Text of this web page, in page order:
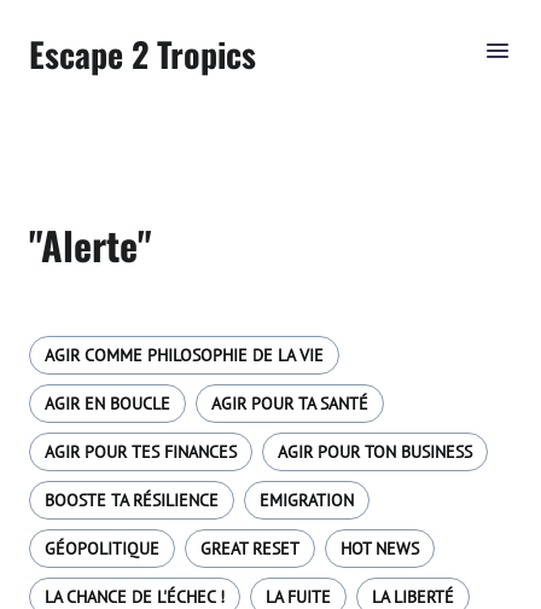
Escape 2 Tropics
"Alerte"
AGIR COMME PHILOSOPHIE DE LA VIE
AGIR EN BOUCLE AGIR POUR TA SANTÉ
AGIR POUR TES FINANCES AGIR POUR TON BUSINESS
BOOSTE TA RÉSILIENCE EMIGRATION
GÉOPOLITIQUE GREAT RESET HOT NEWS
LA CHANCE DE L'ÉCHEC ! LA FUITE LA LIBERTÉ